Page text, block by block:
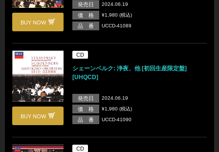
BUY NOW
発売日 2024.06.19
価 格 ¥1,980 (税込)
品 番 UCCD-41089
BUY NOW
CD
シェーンベルク: 浄夜、他 [初回生産限定盤]
[UHQCD]
発売日 2024.06.19
価 格 ¥1,980 (税込)
品 番 UCCD-41090
CD